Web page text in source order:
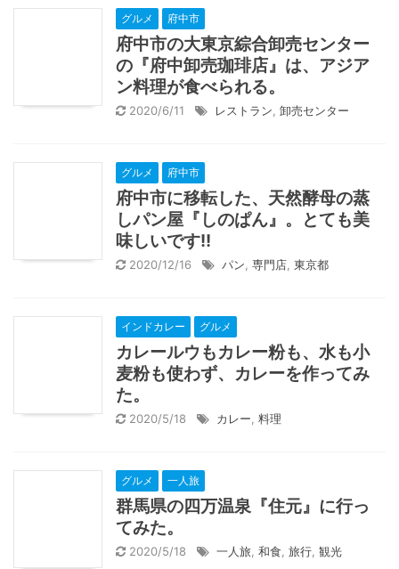
グルメ 府中市
府中市の大東京綜合卸売センター
の『府中卸売珈琲店』は、アジア
ン料理が食べられる。
2020/6/11 レストラン 卸売センター
グルメ 府中市
府中市に移転した、天然酵母の蒸
しパン屋『しのぱん』。とても美
味しいです!!
2020/12/16 パン 専門店 東京都
インドカレー グルメ
カレールウもカレー粉も、水も小
麦粉も使わず、カレーを作ってみ
た。
2020/5/18 カレー 料理
グルメ 一人旅
群馬県の四万温泉『住元』に行っ
てみた。
2020/5/18 一人旅 和食 旅行 観光